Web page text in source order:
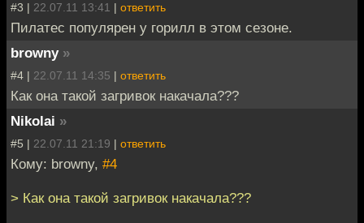
#3 | 22.07.11 13:41 | ответить
Пилатес популярен у горилл в этом сезоне.
browny »
#4 | 22.07.11 14:35 | ответить
Как она такой загривок накачала???
Nikolai »
#5 | 22.07.11 21:19 | ответить
Кому: browny, #4
> Как она такой загривок накачала???